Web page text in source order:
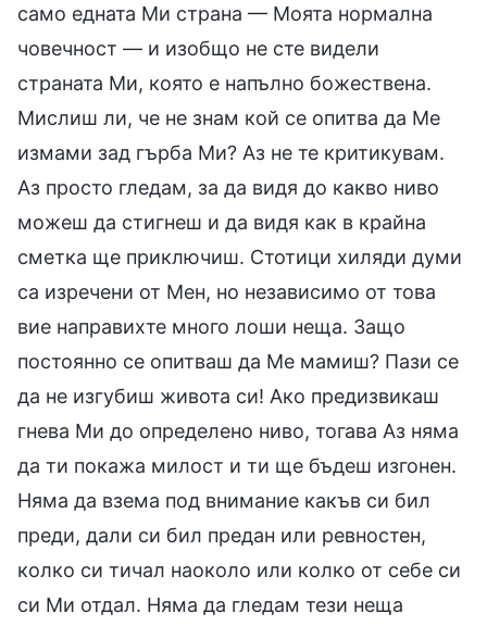
само едната Ми страна — Моята нормална
човечност — и изобщо не сте видели
страната Ми, която е напълно божествена.
Мислиш ли, че не знам кой се опитва да Ме
измами зад гърба Ми? Аз не те критикувам.
Аз просто гледам, за да видя до какво ниво
можеш да стигнеш и да видя как в крайна
сметка ще приключиш. Стотици хиляди думи
са изречени от Мен, но независимо от това
вие направихте много лоши неща. Защо
постоянно се опитваш да Ме мамиш? Пази се
да не изгубиш живота си! Ако предизвикаш
гнева Ми до определено ниво, тогава Аз няма
да ти покажа милост и ти ще бъдеш изгонен.
Няма да взема под внимание какъв си бил
преди, дали си бил предан или ревностен,
колко си тичал наоколо или колко от себе си
си Ми отдал. Няма да гледам тези неща